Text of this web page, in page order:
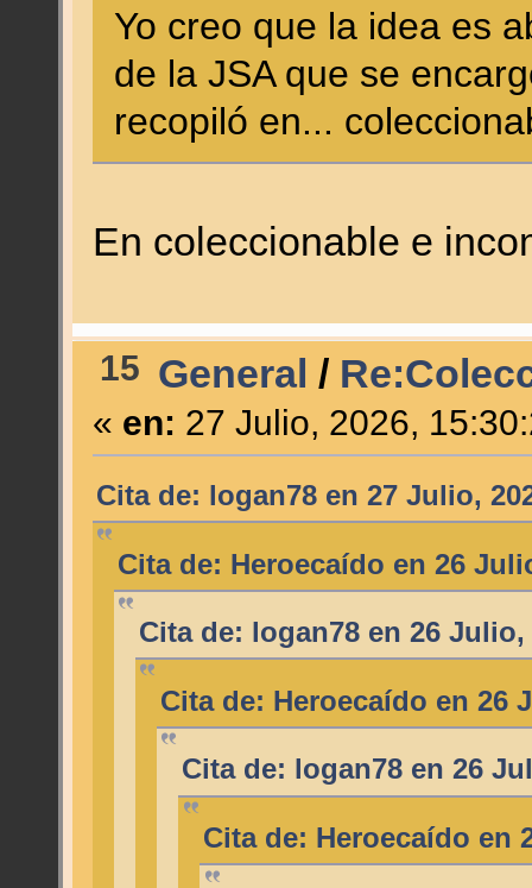
Yo creo que la idea es
de la JSA que se
recopiló en...
En coleccionable e
15 General /
« en: 27 Julio, 2026,
Cita de: logan78 en 27 Julio,
Cita de: Heroecaído en 26
Cita de: logan78 en 26 Julio,
Cita de: Heroecaído en 26
Cita de: logan78 en 26
Cita de: Heroecaído en